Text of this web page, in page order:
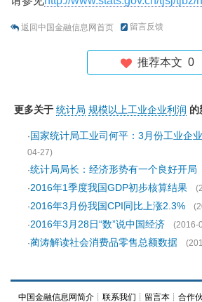
返回中国金融信息网首页 留言反馈
推荐本文 0
更多关于 统计局 规模以上工业企业利润 的
·国家统计局工业司何平：3月份工业企
04-27)
·统计局局长：经济形势有一个良好开局
·2016年1季度我国GDP初步核算结果
·2016年3月份我国CPI同比上涨2.3%
·2016年3月28日“数”说中国经济
(2016-
·蔺涛解读社会消费品零售总额数据
中国金融信息网简介 ┊ 联系我们 ┊ 留言本 ┊ 合作